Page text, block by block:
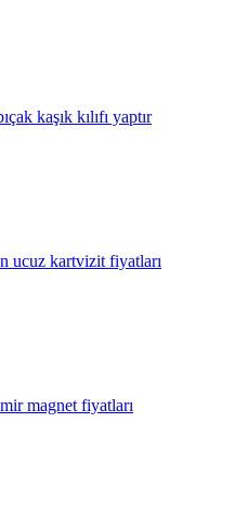
kaşık kılıfı yaptır
ucuz kartvizit fiyatları
magnet fiyatları